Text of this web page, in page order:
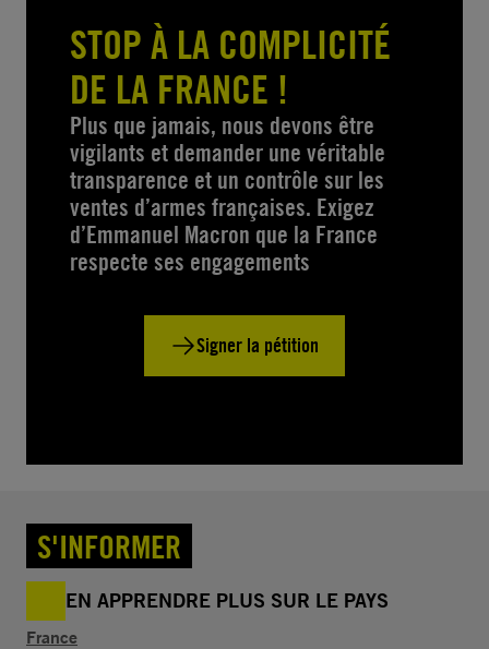
STOP À LA COMPLICITÉ
DE LA FRANCE !
Plus que jamais, nous devons être
vigilants et demander une véritable
transparence et un contrôle sur les
ventes d’armes françaises. Exigez
d’Emmanuel Macron que la France
respecte ses engagements
Signer la pétition
S'INFORMER
EN APPRENDRE PLUS SUR LE PAYS
France